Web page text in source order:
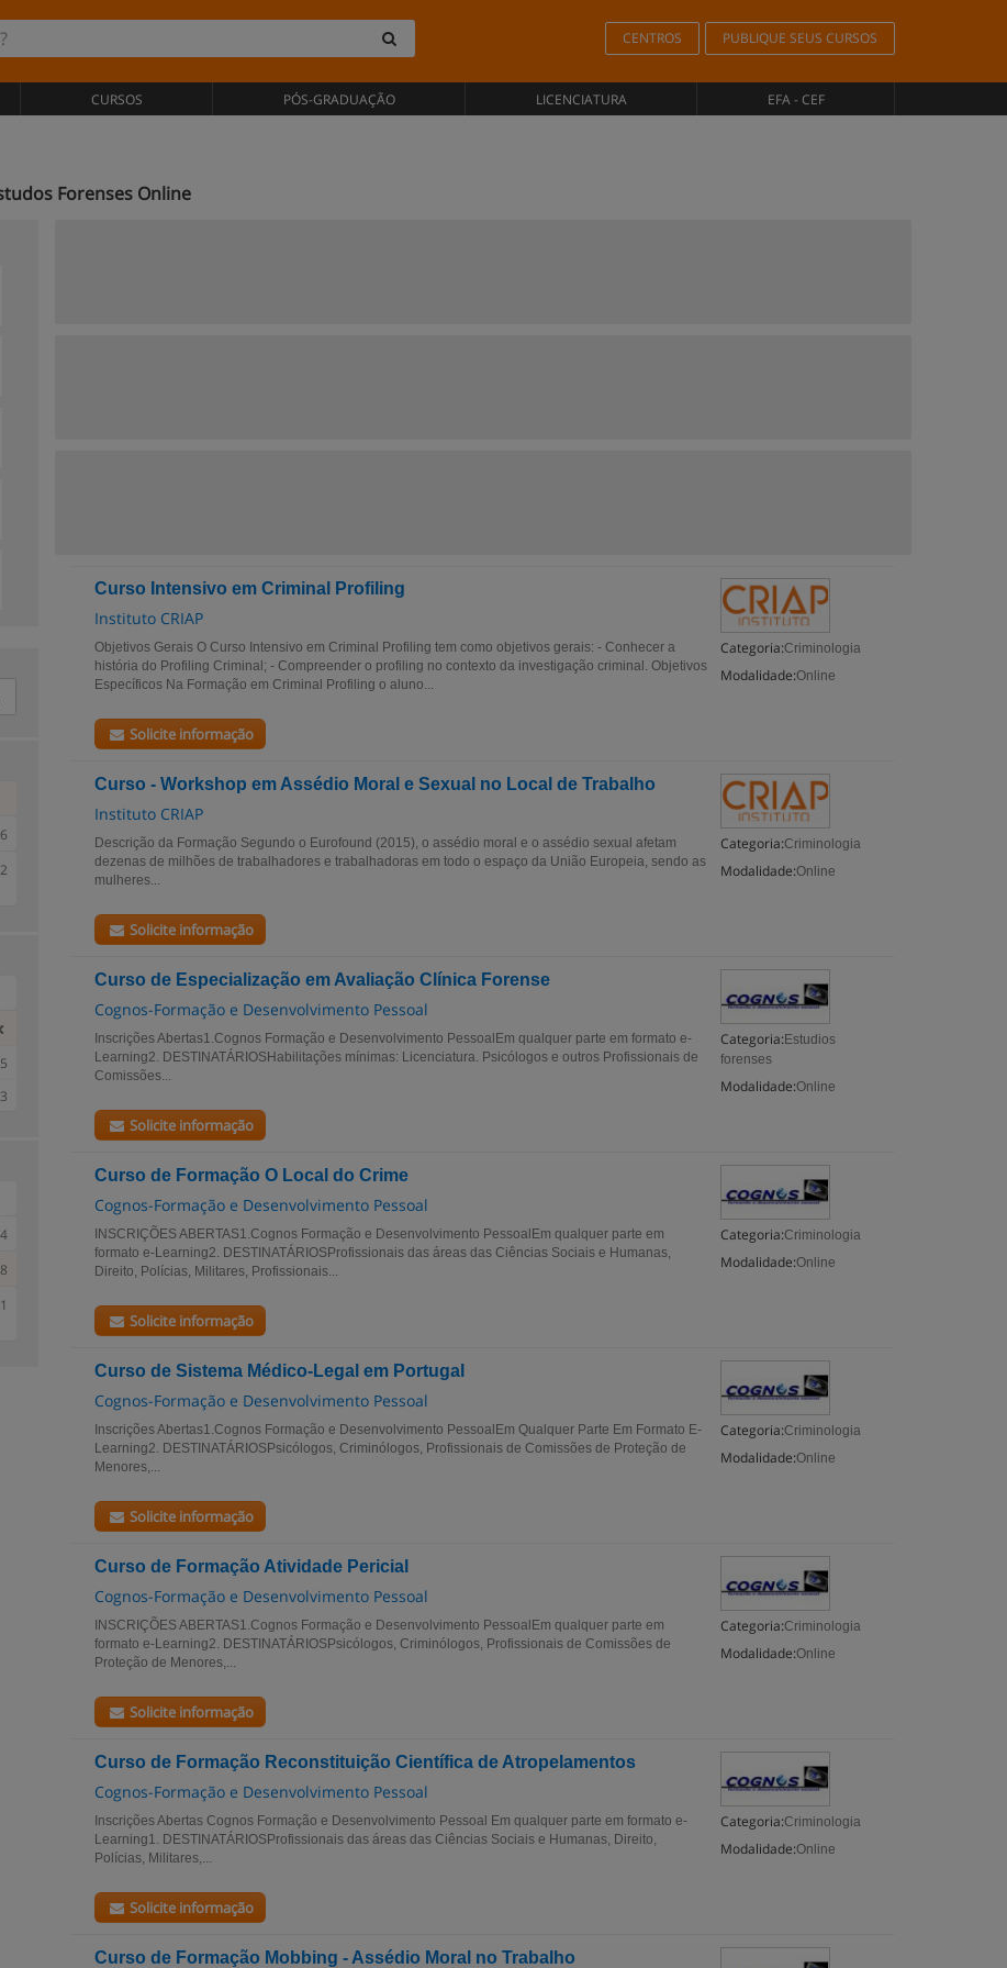
CENTROS PUBLIQUE SEUS CURSOS
CURSOS PÓS-GRADUAÇÃO LICENCIATURA EFA - CEF
Forenses Online
Curso Intensivo em Criminal Profiling
Instituto CRIAP
Categoria:Criminologia
Modalidade:Online
Objetivos Gerais O Curso Intensivo em Criminal Profiling tem como objetivos gerais: - Conhecer a
história do Profiling Criminal; - Compreender o profiling no contexto da investigação criminal. Objetivos
Específicos Na Formação em Criminal Profiling o aluno...
Solicite informação
Curso - Workshop em Assédio Moral e Sexual no Local de Trabalho
Instituto CRIAP
Categoria:Criminologia
Modalidade:Online
Descrição da Formação Segundo o Eurofound (2015), o assédio moral e o assédio sexual afetam
dezenas de milhões de trabalhadores e trabalhadoras em todo o espaço da União Europeia, sendo as
mulheres...
Solicite informação
Curso de Especialização em Avaliação Clínica Forense
Cognos-Formação e Desenvolvimento Pessoal
Categoria: Estudios
forenses
Modalidade:Online
Inscrições Abertas1.Cognos Formação e Desenvolvimento PessoalEm qualquer parte em formato e-
Learning2. DESTINATÁRIOSHabilitações mínimas: Licenciatura. Psicólogos e outros Profissionais de
Comissões...
Solicite informação
Curso de Formação O Local do Crime
Cognos-Formação e Desenvolvimento Pessoal
Categoria:Criminologia
Modalidade:Online
INSCRIÇÕES ABERTAS1.Cognos Formação e Desenvolvimento PessoalEm qualquer parte em
formato e-Learning2. DESTINATÁRIOSProfissionais das áreas das Ciências Sociais e Humanas,
Direito, Polícias, Militares, Profissionais...
Solicite informação
Curso de Sistema Médico-Legal em Portugal
Cognos-Formação e Desenvolvimento Pessoal
Categoria:Criminologia
Modalidade:Online
Inscrições Abertas1.Cognos Formação e Desenvolvimento PessoalEm Qualquer Parte Em Formato E-
Learning2. DESTINATÁRIOSPsicólogos, Criminólogos, Profissionais de Comissões de Proteção de
Menores,...
Solicite informação
Curso de Formação Atividade Pericial
Cognos-Formação e Desenvolvimento Pessoal
Categoria:Criminologia
Modalidade:Online
INSCRIÇÕES ABERTAS1.Cognos Formação e Desenvolvimento PessoalEm qualquer parte em
formato e-Learning2. DESTINATÁRIOSPsicólogos, Criminólogos, Profissionais de Comissões de
Proteção de Menores,...
Solicite informação
Curso de Formação Reconstituição Científica de Atropelamentos
Cognos-Formação e Desenvolvimento Pessoal
Categoria:Criminologia
Modalidade:Online
Inscrições Abertas Cognos Formação e Desenvolvimento Pessoal Em qualquer parte em formato e-
Learning1. DESTINATÁRIOSProfissionais das áreas das Ciências Sociais e Humanas, Direito,
Polícias, Militares,...
Solicite informação
Curso de Formação Mobbing - Assédio Moral no Trabalho
2
3
4
1